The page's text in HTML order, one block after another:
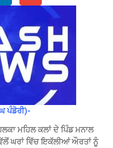
ਪੰਡੋਰੀ)-
ਮਹਿਲ ਕਲਾਂ ਦੇ ਪਿੰਡ ਮਨਾਲ
ਘਰਾਂ ਵਿੱਚ ਇਕੱਲੀਆਂ ਔਰਤਾਂ ਨੂੰ